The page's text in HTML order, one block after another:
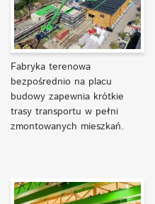
Fabryka terenowa
bezpośrednio na placu
budowy zapewnia krótkie
trasy transportu w pełni
zmontowanych mieszkań.